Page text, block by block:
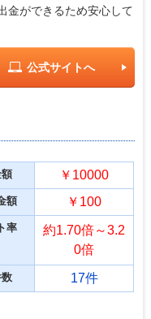
金ができるため安心して
公式サイトへ
￥10000
額 ￥100
率
約1.70倍～3.2
0倍
17件